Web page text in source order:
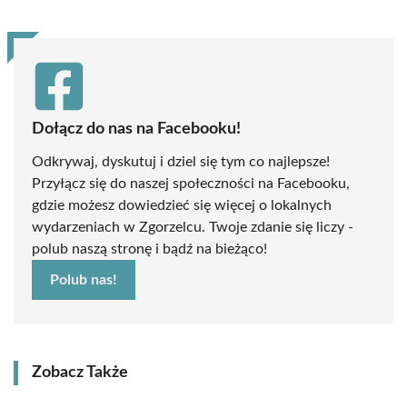
Dołącz do nas na Facebooku!
Odkrywaj, dyskutuj i dziel się tym co najlepsze!
Przyłącz się do naszej społeczności na Facebooku,
gdzie możesz dowiedzieć się więcej o lokalnych
wydarzeniach w Zgorzelcu. Twoje zdanie się liczy -
polub naszą stronę i bądź na bieżąco!
Polub nas!
Zobacz Także